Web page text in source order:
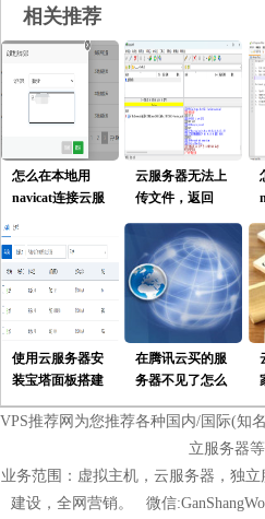
相关推荐
怎么在本地用
navicat连接云服
云服务器无法上
传文件，返回
553 can‘t open
file:permission
denied
使用云服务器安
装宝塔面板搭建
网站运行环境使
用指南[基础]
在腾讯云买的服
务器不见了怎么
办？
VPS推荐网为您推荐各种国内/国际(知
立服务器
业务范围：虚拟主机，云服务器，独
建设，全网营销。 微信